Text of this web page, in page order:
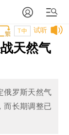
试听
T中
天然气
俄罗斯天然气
而长期调整已